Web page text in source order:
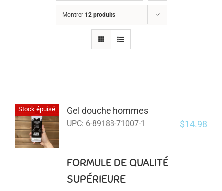
Montrer 12 produits
Stock épuisé Gel douche hommes
UPC: 6-89188-71007-1 $14.98
FORMULE DE QUALITÉ
SUPÉRIEURE